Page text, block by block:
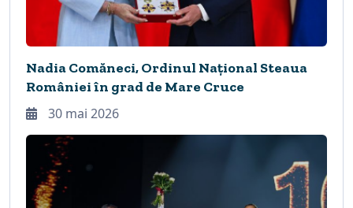
Nadia Comăneci, Ordinul Național Steaua
României în grad de Mare Cruce
30 mai 2026